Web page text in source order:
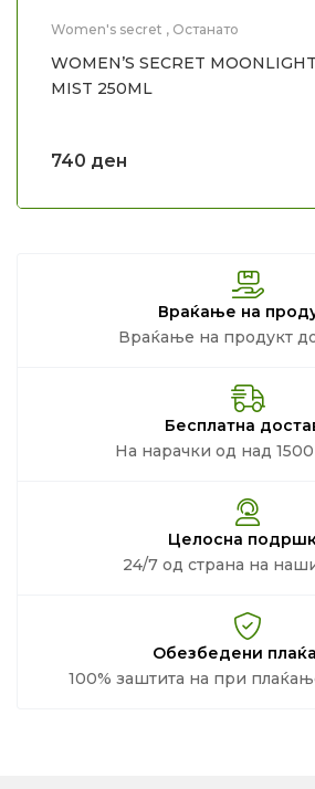
Women's secret , Останато
WOMEN’S SECRET
MIST 250ML
740 ден
Враќање на
Враќање на продукт
Бесплатна
На нарачки од над
Целосна
24/7 од страна на
Обезбедени
100% заштита на при